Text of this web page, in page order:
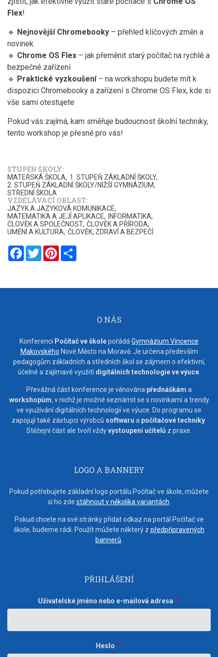
Flex!
🔹 Nejnovější Chromebooky – přehled klíčových změn a
novinek
🔹 Chrome OS Flex – jak přeměnit starý počítač na rychlé a
bezpečné zařízení
🔹 Praktické vyzkoušení– na workshopu budete mít k
dispozici Chromebooky a zařízení s Chrome OS Flex, kde si
vše sami otestujete
Pokud vás zajímá, kam směřuje budoucnost školní techniky,
tento workshop je přesně pro vás!
STUPEŇ ŠKOLY
MATEŘSKÁ ŠKOLA
1. STUPEŇ ZÁKLADNÍ ŠKOLY
2. STUPEŇ ZÁKLADNÍ ŠKOLY/NIŽŠÍ GYMNÁZIUM
STŘEDNÍ ŠKOLA
VZDĚLÁVACÍ OBLAST
JAZYK A JAZYKOVÁ KOMUNIKACE
MATEMATIKA A JEJÍ APLIKACE
INFORMATIKA
ČLOVĚK A SPOLEČNOST ČLOVĚK A PŘÍRODA
UMĚNÍ A KULTURA ČLOVĚK, ZDRAVÍ A BEZPEČÍ
Facebook
TwitterPinterest
O NÁS
Konferenci Počítač ve školepořádá Gymnázium Vincence
Makovského Nové Město na Moravě. Je určena především
pedagogům základních a středních škol se zájmem o efektivní,
účelné a zajímavé využitídigitálních technologie ve výuce
Převážná část konference je věnována přednáškám a
workshopům, v nichž je možné seznámit se s novinkami a trendy
ve využívání digitálních technologií ve výuce. Do programu se
zapojují také zástupci výrobců softwaru a počítačové techniky
Stěžejní část ale tvoří vždyvystoupení učitelů z praxe.
LOGO A BANNERY
Pokud potřebujete základní logo portálu Počítač ve škole, můžete
si ho zde stáhnout v několika variantách
Pokud chcete na své stránky přidat odkaz na portál Počítač ve
škole, budeme rádi. Použít můžete některý z předpřipravených
bannerů
PŘIHLÁŠENÍ
Uživatelské jméno nebo e-mailová adresa
Heslo